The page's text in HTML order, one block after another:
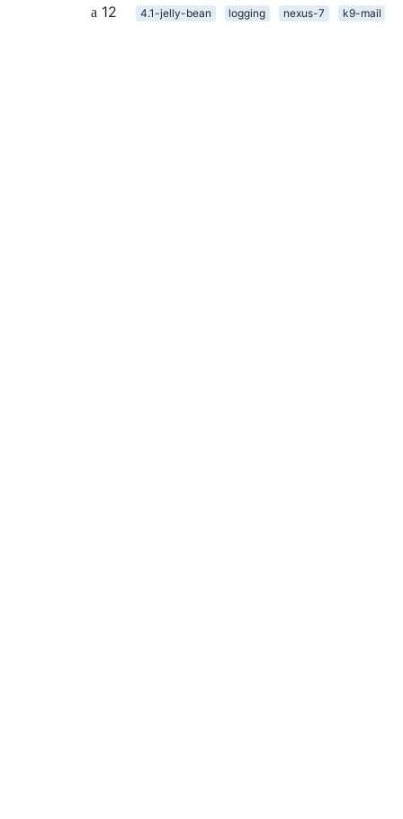
12
4.1-jelly-bean logging nexus-7 k9-mail